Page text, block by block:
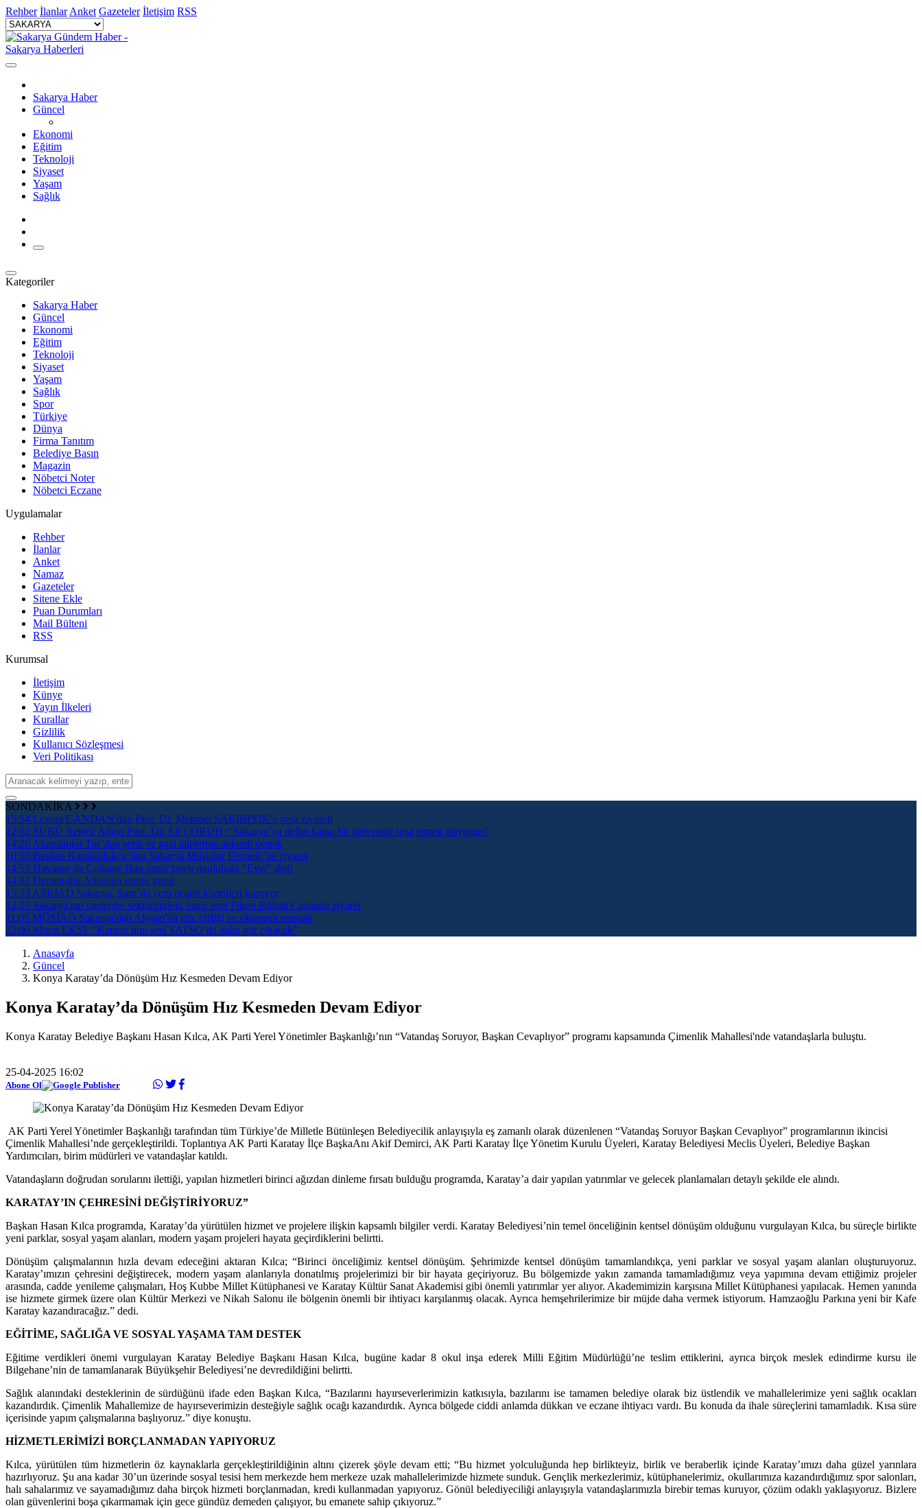
Rehber İlanlar Anket Gazeteler İletişim RSS
Sakarya Haber
Güncel
Ekonomi
Eğitim
Teknoloji
Siyaset
Yaşam
Sağlık
Kategoriler
Sakarya Haber
Güncel
Ekonomi
Eğitim
Teknoloji
Siyaset
Yaşam
Sağlık
Spor
Türkiye
Dünya
Firma Tanıtım
Belediye Basın
Magazin
Nöbetci Noter
Nöbetci Eczane
Uygulamalar
Rehber
İlanlar
Anket
Namaz
Gazeteler
Sitene Ekle
Puan Durumları
Mail Bülteni
RSS
Kurumsal
İletişim
Künye
Yayın İlkeleri
Kurallar
Gizlilik
Kullanıcı Sözleşmesi
Veri Politikası
SONDAKİKA
15:54 Levent CANDAN'dan Prof. Dr. Mehmet SARIBIYIK'a vefa ziyareti
12:02 SUBÜ Rektör Adayı Prof. Dr. Ali ÇORUH; “Sakarya’ya değer katan bir üniversite inşa etmek istiyorum”
14:26 Akarslanlar Tur’dan şehit ve gazi ailelerine anlamlı destek
10:55 Başkan Karakullukçu’dan Sakarya Muşlular Derneği’ne ziyaret
14:55 Havanur ile Çağatay Han ömür boyu mutluluğa "Evet" dedi
14:02 Demetoğlu Ailesinin mutlu günü
13:33 ASRİAD Sakarya, Şam’da yeni ticaret köprüleri kuruyor
12:25 Sakarya'nın otomotiv sektöründeki öncü ismi Fikret Bülbül'e anlamlı ziyaret
11:05 MÜSİAD Sakarya'dan Akyazı'da güç birliği ve ekonomi mesaisi
22:00 Murat EKŞİ: “Karasu’nun sesi SATSO’da daha gür çıkacak”
Anasayfa
Güncel
Konya Karatay’da Dönüşüm Hız Kesmeden Devam Ediyor
Konya Karatay’da Dönüşüm Hız Kesmeden Devam Ediyor
Konya Karatay Belediye Başkanı Hasan Kılca, AK Parti Yerel Yönetimler Başkanlığı’nın “Vatandaş Soruyor, Başkan Cevaplıyor” programı kapsamında Çimenlik Mahallesi'nde vatandaşlarla buluştu.
25-04-2025 16:02
Abone Ol
AK Parti Yerel Yönetimler Başkanlığı tarafından tüm Türkiye’de Milletle Bütünleşen Belediyecilik anlayışıyla eş zamanlı olarak düzenlenen “Vatandaş Soruyor Başkan Cevaplıyor” programlarının ikincisi
Çimenlik Mahallesi’nde gerçekleştirildi. Toplantıya AK Parti Karatay İlçe BaşkaAnı Akif Demirci, AK Parti Karatay İlçe Yönetim Kurulu Üyeleri, Karatay Belediyesi Meclis Üyeleri, Belediye Başkan
Yardımcıları, birim müdürleri ve vatandaşlar katıldı.
Vatandaşların doğrudan sorularını ilettiği, yapılan hizmetleri birinci ağızdan dinleme fırsatı bulduğu programda, Karatay’a dair yapılan yatırımlar ve gelecek planlamaları detaylı şekilde ele alındı.
KARATAY’IN ÇEHRESİNİ DEĞİŞTİRİYORUZ”
Başkan Hasan Kılca programda, Karatay’da yürütülen hizmet ve projelere ilişkin kapsamlı bilgiler verdi. Karatay Belediyesi’nin temel önceliğinin kentsel dönüşüm olduğunu vurgulayan Kılca, bu süreçle birlikte
yeni parklar, sosyal yaşam alanları, modern yaşam projeleri hayata geçirdiklerini belirtti.
Dönüşüm çalışmalarının hızla devam edeceğini aktaran Kılca; “Birinci önceliğimiz kentsel dönüşüm. Şehrimizde kentsel dönüşüm tamamlandıkça, yeni parklar ve sosyal yaşam alanları oluşturuyoruz.
Karatay’ımızın çehresini değiştirecek, modern yaşam alanlarıyla donatılmış projelerimizi bir bir hayata geçiriyoruz. Bu bölgemizde yakın zamanda tamamladığımız veya yapımına devam ettiğimiz projeler
arasında, cadde yenileme çalışmaları, Hoş Kubbe Millet Kütüphanesi ve Karatay Kültür Sanat Akademisi gibi önemli yatırımlar yer alıyor. Akademimizin karşısına Millet Kütüphanesi yapılacak. Hemen yanında
ise hizmete girmek üzere olan Kültür Merkezi ve Nikah Salonu ile bölgenin önemli bir ihtiyacı karşılanmış olacak. Ayrıca hemşehrilerimize bir müjde daha vermek istiyorum. Hamzaoğlu Parkına yeni bir Kafe
Karatay kazandıracağız.” dedi.
EĞİTİME, SAĞLIĞA VE SOSYAL YAŞAMA TAM DESTEK
Eğitime verdikleri önemi vurgulayan Karatay Belediye Başkanı Hasan Kılca, bugüne kadar 8 okul inşa ederek Milli Eğitim Müdürlüğü’ne teslim ettiklerini, ayrıca birçok meslek edindirme kursu ile
Bilgehane’nin de tamamlanarak Büyükşehir Belediyesi’ne devredildiğini belirtti.
Sağlık alanındaki desteklerinin de sürdüğünü ifade eden Başkan Kılca, “Bazılarını hayırseverlerimizin katkısıyla, bazılarını ise tamamen belediye olarak biz üstlendik ve mahallelerimize yeni sağlık ocakları
kazandırdık. Çimenlik Mahallemize de hayırseverimizin desteğiyle sağlık ocağı kazandırdık. Ayrıca bölgede ciddi anlamda dükkan ve eczane ihtiyacı vardı. Bu konuda da ihale süreçlerini tamamladık. Kısa süre
içerisinde yapım çalışmalarına başlıyoruz.” diye konuştu.
HİZMETLERİMİZİ BORÇLANMADAN YAPIYORUZ
Kılca, yürütülen tüm hizmetlerin öz kaynaklarla gerçekleştirildiğinin altını çizerek şöyle devam etti; “Bu hizmet yolculuğunda hep birlikteyiz, birlik ve beraberlik içinde Karatay’ımızı daha güzel yarınlara
hazırlıyoruz. Şu ana kadar 30’un üzerinde sosyal tesisi hem merkezde hem merkeze uzak mahallelerimizde hizmete sunduk. Gençlik merkezlerimiz, kütüphanelerimiz, okullarımıza kazandırdığımız spor salonları,
halı sahalarımız ve sayamadığımız daha birçok hizmeti borçlanmadan, kredi kullanmadan yapıyoruz. Gönül belediyeciliği anlayışıyla vatandaşlarımızla birebir temas kuruyor, çözüm odaklı yaklaşıyoruz. Bizlere
olan güvenlerini boşa çıkarmamak için gece gündüz demeden çalışıyor, bu emanete sahip çıkıyoruz.”